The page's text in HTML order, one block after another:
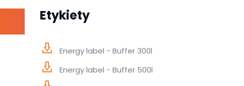
Etykiety
Energy label - Buffer 300l
Energy label - Buffer 500l